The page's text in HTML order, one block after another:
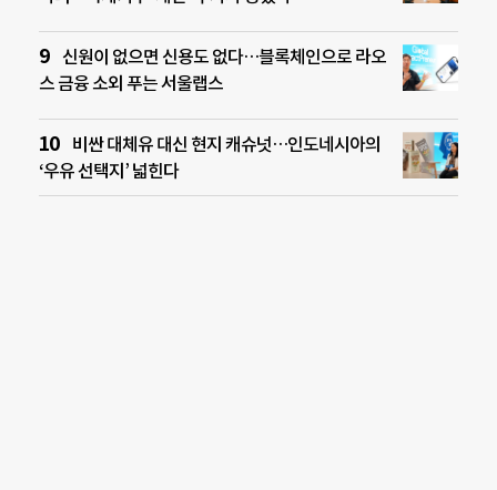
신원이 없으면 신용도 없다…블록체인으로 라오
스 금융 소외 푸는 서울랩스
비싼 대체유 대신 현지 캐슈넛…인도네시아의
‘우유 선택지’ 넓힌다